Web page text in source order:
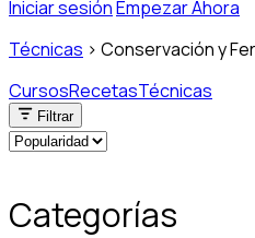
Iniciar sesiónEmpezar Ahora
Técnicas > Conservación y
CursosRecetasTécnicas
Filtrar
Categorías